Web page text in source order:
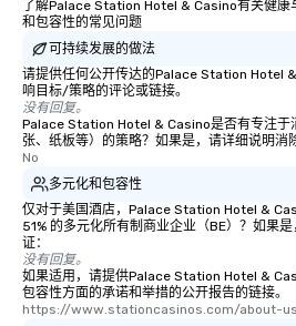
了解Palace Station Hotel & Casino有关健康
和包容性的常见问题
可持续发展的做法
请提供任何公开传达的Palace Station Hotel
响目标/策略的评论或链接。
没有回复。
Palace Station Hotel & Casino是否有专注于
张、纸板等）的策略？如果是，请详细说明消
No
多元化和包容性
仅对于美国酒店，Palace Station Hotel &
51% 的多元化所有制商业企业（BE）？如果
证：
没有回复。
如果适用，请提供Palace Station Hotel &
包容性方面的承诺和举措的公开报告的链接。
https://www.stationcasinos.com/about-